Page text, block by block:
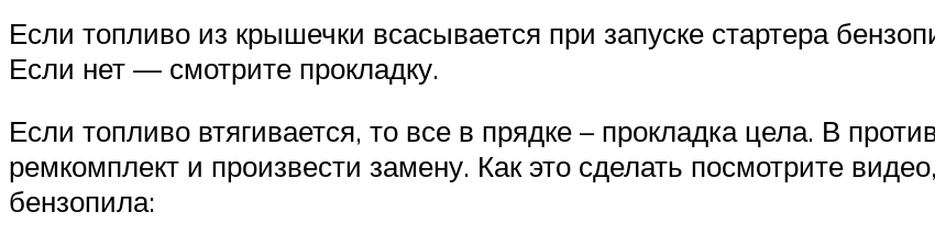
Если топливо из крышечки всасывается при запуске стартера
Если нет — смотрите прокладку.
Если топливо втягивается, то все в прядке – прокладка цела. В
ремкомплект и произвести замену. Как это сделать посмотрите
бензопила: